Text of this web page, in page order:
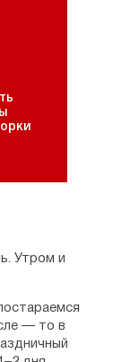
Утром и
— то в